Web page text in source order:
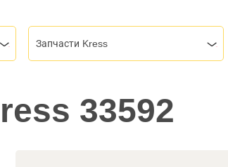
Запчасти Kress
33592